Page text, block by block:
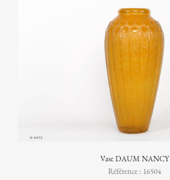
Vase DAUM NANCY
Référence : 16504